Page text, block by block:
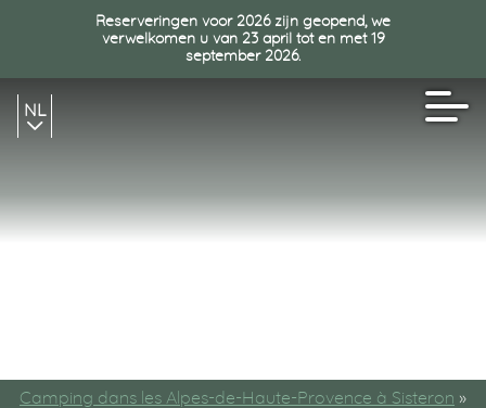
Reserveringen voor 2026 zijn geopend, we
verwelkomen u van 23 april tot en met 19
september 2026.
NL
Camping dans les Alpes-de-Haute-Provence à Sisteron »